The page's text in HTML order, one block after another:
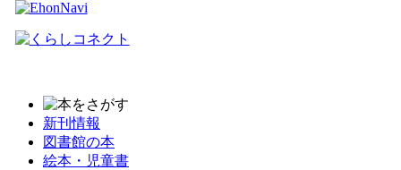
新刊情報
図書館の本
絵本・児童書